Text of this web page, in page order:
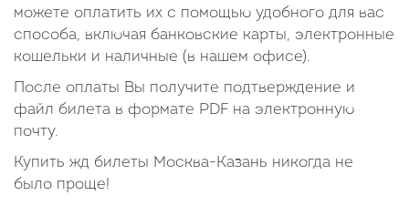
можете оплатить их с помощью удобного для вас
способа, включая банковские карты, электронные
кошельки и наличные (в нашем офисе).
После оплаты Вы получите подтверждение и
файл билета в формате PDF на электронную
почту.
Купить жд билеты Москва-Казань никогда не
было проще!